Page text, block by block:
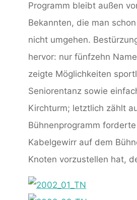
Programm bleibt außen
Bekannten, die man
nicht umgehen.
hervor: nur fünfzehn
zeigte Möglichkeiten
Seniorentanz sowie
Kirchturm; letztlich zählt
Bühnenprogramm
Kabelgewirr auf dem
Knoten vorzustellen hat,